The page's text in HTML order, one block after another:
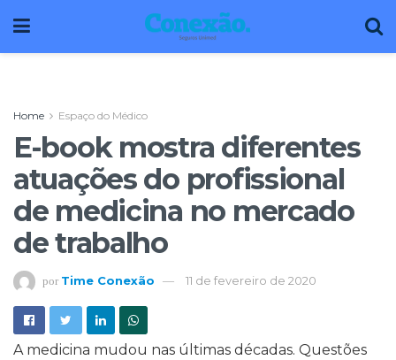
Home Espaço do Médico
E-book mostra diferentes
atuações do profissional
de medicina no mercado
de trabalho
por Time Conexão 11 de fevereiro de 2020
A medicina mudou nas últimas décadas. Questões